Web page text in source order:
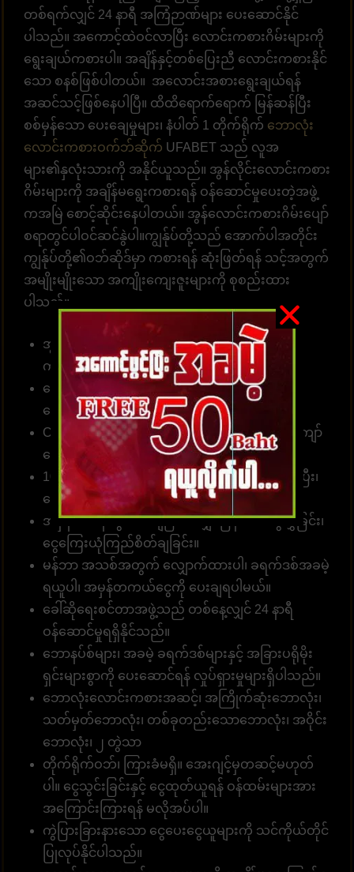
တစ်ရက်လျှင် 24 နာရီ အကြံဉာဏ်များ ပေးဆောင်နိုင်
ပါသည်။ အကောင့်ထဲဝင်လာပြီး လောင်းကစားဂိမ်းများကို
ရွေးချယ်ကစားပါ။ အချိန်နှင့်တစ်ပြေးညီ လောင်းကစားနိုင်
သော စနစ်ဖြစ်ပါတယ်။ အလောင်းအစားရွေးချယ်ရန်
အဆင်သင့်ဖြစ်နေပါပြီ။ ထိထိရောက်ရောက် မြန်ဆန်ပြီး
စစ်မှန်သော ပေးချေမှုများ၊ နံပါတ် 1 တိုက်ရိုက် ဘောလုံး
လောင်းကစားဝက်ဘ်ဆိုက် UFABET သည် လူအ
များ၏နှလုံးသားကို အနိုင်ယူသည်။ အွန်လိုင်းလောင်းကစား
ဂိမ်းများကို အချိန်မရွေးကစားရန် ဝန်ဆောင်မှုပေးတဲ့အဖွဲ့
ကအမြဲ စောင့်ဆိုင်းနေပါတယ်။ အွန်လောင်းကစားဂိမ်းပျော်
စရာတွင်ပါဝင်ဆင်နွဲပါ။ကျွန်ုပ်တို့သည် အောက်ပါအတိုင်း
ကျွန်ုပ်တို့၏ဝဘ်ဆိုဒ်မှာ ကစားရန် ဆုံးဖြတ်ရန် သင့်အတွက်
အမျိုးမျိုးသော အကျိုးကျေးဇူးများကို စုစည်းထား
ပါသည်။
အွန်လိုင်းဘောလုံးလောင်းကြေကိုး 10 ဘတ် (၅၀၀
ကျပ် )မှစတင်နိုင်။
လောင်းကစား၊ အားကစားဂိမ်းများ၊ ကာစီနိုများ၊ စ
လော့များအတွက်ဝန်ဆောင်မှုလင့်ခ်။
Customer တစ်ဦးတည်းသည် ဂိမ်းပေါင်း 1၀00 ကျော်
လောင်းကစားနိုင်သည်။
10 စက္ကန့်အတွင်း တော်တို စနစ်ဖြင့် လျှောက်ထားပြီး၊
ငွေသွင်း၊ ငွေထုတ်နိုင်ပါတယ်။
အမှန်အကန်ငွေပေးချေခြင်း၊ လျှင်မြန်သောငွေလွှဲခြင်း၊
ငွေကြေးယုံကြည်စိတ်ချခြင်း။
မန်ဘာ အသစ်အတွက် လျှောက်ထားပါ၊ ခရက်ဒစ်အခမဲ့
ရယူပါ၊ အမှန်တကယ်ငွေကို ပေးချရပါမယ်။
ခေါ်ဆိုရေးစင်တာအဖွဲ့သည် တစ်နေ့လျှင် 24 နာရီ
ဝန်ဆောင်မှုရရှိနိုင်သည်။
ဘောနပ်စ်များ၊ အခမဲ့ ခရက်ဒစ်များနှင့် အခြားပရိုမိုး
ရှင်းများစွာကို ပေးဆောင်ရန် လှုပ်ရှားမှုများရှိပါသည်။
ဘောလုံးလောင်းကစားအဆင့်၊ အကြိုက်ဆုံးဘောလုံး၊
သတ်မှတ်ဘောလုံး၊ တစ်ခုတည်းသောဘောလုံး၊ အဝိုင်း
ဘောလုံး၊ ၂ တွဲသာ
တိုက်ရိုက်ဝဘ်၊ ကြားခံမရှိ။ အေးဂျင့်မှတဆင့်မဟုတ်
ပါ။ ငွေသွင်းခြင်းနှင့် ငွေထုတ်ယူရန် ဝန်ထမ်းများအား
အကြောင်းကြားရန် မလိုအပ်ပါ။
ကွဲပြားခြားနားသော ငွေပေးငွေယူများကို သင်ကိုယ်တိုင်
ပြုလုပ်နိုင်ပါသည်။